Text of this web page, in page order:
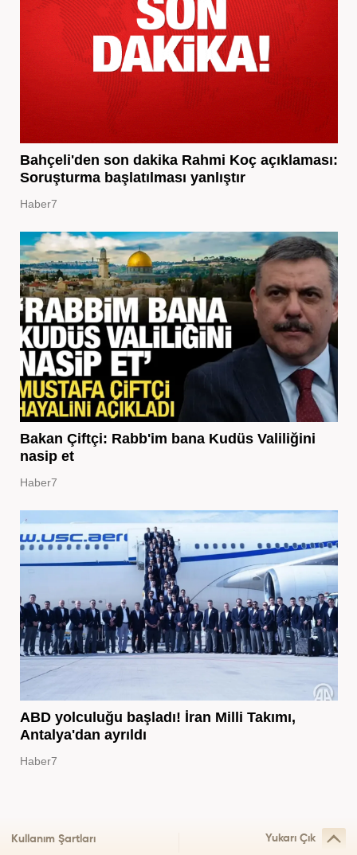
Bahçeli'den son dakika Rahmi Koç açıklaması:
Soruşturma başlatılması yanlıştır
Haber7
Bakan Çiftçi: Rabb'im bana Kudüs Valiliğini
nasip et
Haber7
ABD yolculuğu başladı! İran Milli Takımı,
Antalya'dan ayrıldı
Haber7
Kullanım Şartları Yukarı Çık